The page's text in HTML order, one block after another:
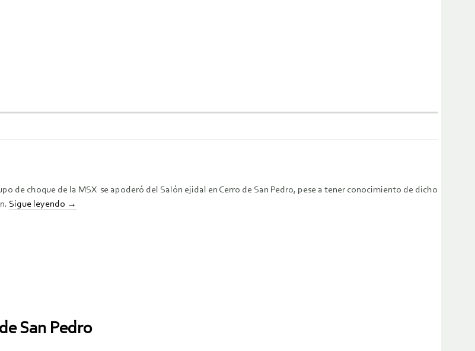
de choque de la MSX se apoderó del Salón ejidal en Cerro de San Pedro, pese a tener conocimiento de dicho
Sigue leyendo →
San Pedro